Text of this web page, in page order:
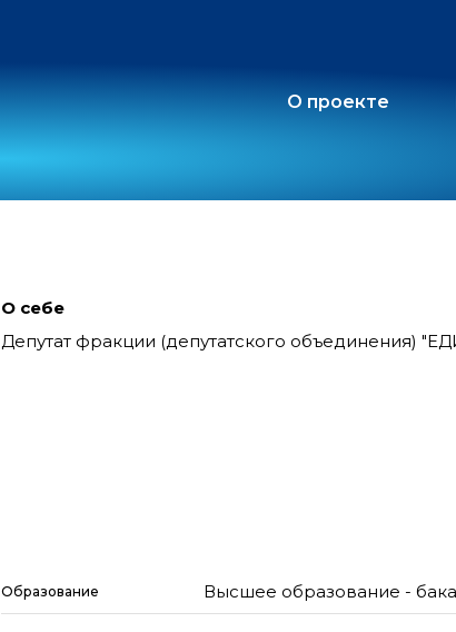
О проекте
О себе
Депутат фракции (депутатского объединения)
Образование Высшее образование -